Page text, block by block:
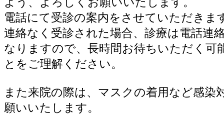
電話にて受診の案内をさせていただきま
連絡なく受診された場合、診療は電話連
なりますので、長時間お待ちいただく可
とをご理解ください。
また来院の際は、マスクの着用など感染
願いいたします。